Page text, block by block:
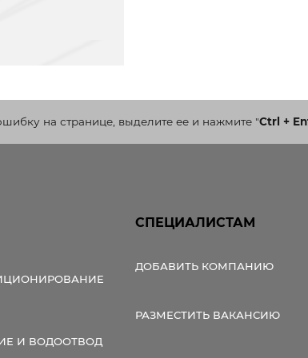
на странице, выделите ее и нажмите"Ctrl +
И ВОДООТВОД
СПЕЦИАЛИСТАМ
ДОБАВИТЬ КОМПАНИЮ
РАЗМЕСТИТЬ ВАКАНСИЮ